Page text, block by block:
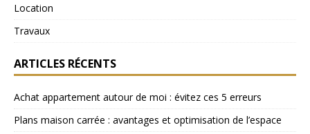
Location
Travaux
ARTICLES RÉCENTS
Achat appartement autour de moi : évitez ces 5 erreurs
Plans maison carrée : avantages et optimisation de l’espace